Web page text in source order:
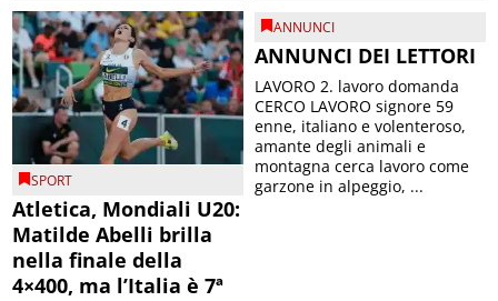
SPORT
Atletica, Mondiali U20:
Matilde Abelli brilla
nella finale della
4×400, ma l’Italia è 7ª
ANNUNCI
ANNUNCI DEI LETTORI
LAVORO 2. lavoro domanda
CERCO LAVORO signore 59
enne, italiano e volenteroso,
amante degli animali e
montagna cerca lavoro come
garzone in alpeggio, ...